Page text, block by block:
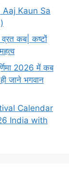
Aaj Kaun Sa
कब| कष्टों
2026 में कब
जाने भगवान
Calendar
India with